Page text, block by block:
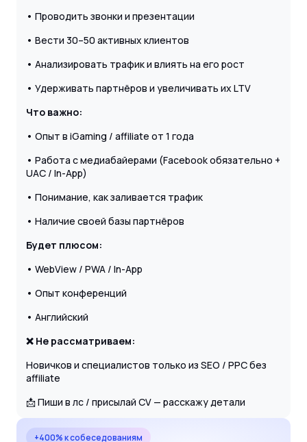
• Проводить звонки и презентации
• Вести 30–50 активных клиентов
• Анализировать трафик и влиять на его рост
• Удерживать партнёров и увеличивать их LTV
Что важно:
• Опыт в iGaming / affiliate от 1 года
• Работа с медиабайерами (Facebook обязательно +
UAC / In-App)
• Понимание, как заливается трафик
• Наличие своей базы партнёров
Будет плюсом:
• WebView / PWA / In-App
• Опыт конференций
• Английский
❌ Не рассматриваем:
Новичков и специалистов только из SEO / PPC без
affiliate
📩 Пиши в лс / присылай CV — расскажу детали
+400% к собеседованиям